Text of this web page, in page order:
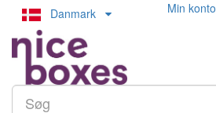
Danmark Min konto